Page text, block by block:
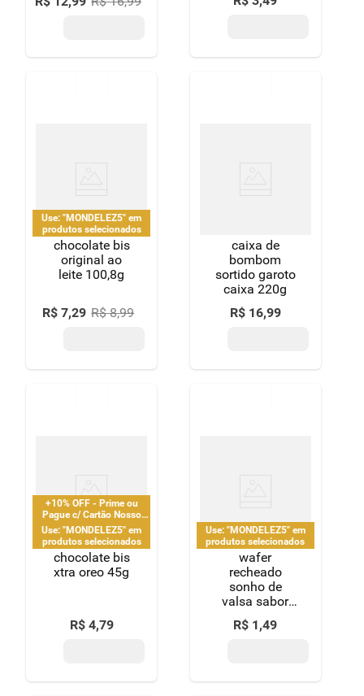
Use: "MONDELEZ5" em
produtos selecionados
chocolate bis
original ao
leite 100,8g
R$ 7,29 R$ 8,99
caixa de
bombom
sortido garoto
caixa 220g
R$ 16,99
+10% OFF - Prime ou
Pague c/ Cartão Nosso
Pay
Use: "MONDELEZ5" em
produtos selecionados
chocolate bis
xtra oreo 45g
R$ 4,79
Use: "MONDELEZ5" em
produtos selecionados
wafer
recheado
sonho de
valsa sabor
chocolate 20g
R$ 1,49